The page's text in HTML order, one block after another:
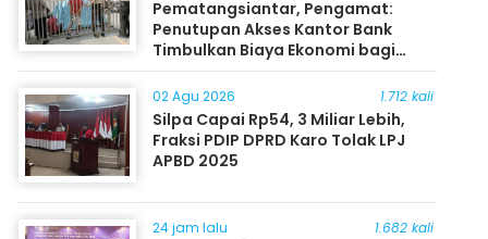
Pematangsiantar, Pengamat:
Penutupan Akses Kantor Bank
Timbulkan Biaya Ekonomi bagi
Masyarakat
02 Agu 2026 1.712 kali
Silpa Capai Rp54, 3 Miliar Lebih,
Fraksi PDIP DPRD Karo Tolak LPJ
APBD 2025
24 jam lalu 1.682 kali